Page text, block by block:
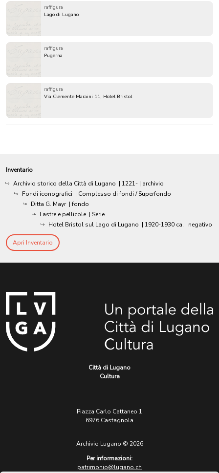
raffigura
Lago di Lugano
raffigura
Pugerna
raffigura
Via Clemente Maraini 11, Hotel Bristol
Inventario
Archivio storico della Città di Lugano | 1221- | archivio
Fondi iconografici | Complesso di fondi / Superfondo
Ditta G. Mayr | fondo
Lastre e pellicole | Serie
Hotel Bristol sul Lago di Lugano | 1920-1930 ca. | negativo
Apri Inventario
Città di Lugano
Cultura
Piazza Carlo Cattaneo 1
6976 Castagnola
Archivio Lugano © 2026
Per informazioni:
patrimonio@lugano.ch